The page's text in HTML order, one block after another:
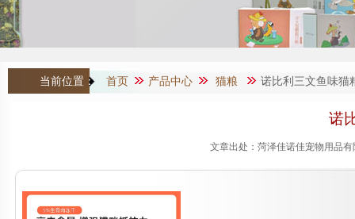
当前位置： 首页 产品中心 猫粮 诺比利三文鱼味猫
诺
文章出处：菏泽佳诺佳宠物用